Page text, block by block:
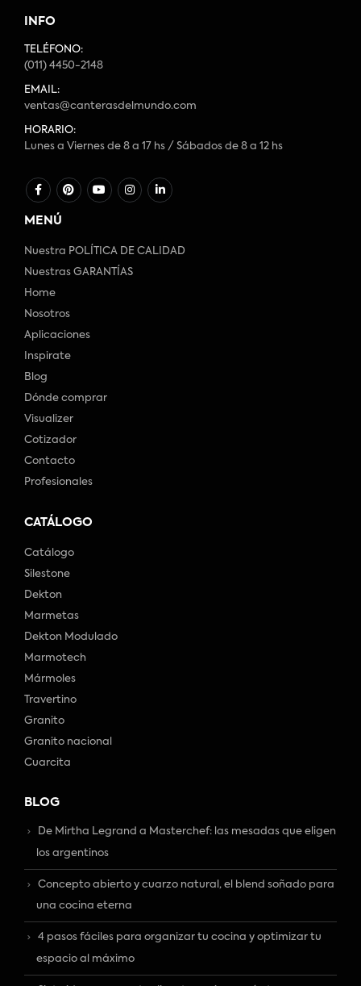
INFO
TELÉFONO:
(011) 4450-2148
EMAIL:
ventas@canterasdelmundo.com
HORARIO:
Lunes a Viernes de 8 a 17 hs / Sábados de 8 a 12 hs
MENÚ
Nuestra POLÍTICA DE CALIDAD
Nuestras GARANTÍAS
Home
Nosotros
Aplicaciones
Inspirate
Blog
Dónde comprar
Visualizer
Cotizador
Contacto
Profesionales
CATÁLOGO
Catálogo
Silestone
Dekton
Marmetas
Dekton Modulado
Marmotech
Mármoles
Travertino
Granito
Granito nacional
Cuarcita
BLOG
De Mirtha Legrand a Masterchef: las mesadas que eligen
los argentinos
Concepto abierto y cuarzo natural, el blend soñado para
una cocina eterna
4 pasos fáciles para organizar tu cocina y optimizar tu
espacio al máximo